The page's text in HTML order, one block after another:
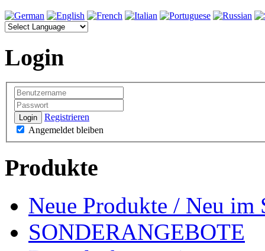
Login
Login
Registrieren
Angemeldet bleiben
Produkte
Neue Produkte / Neu im
SONDERANGEBOTE